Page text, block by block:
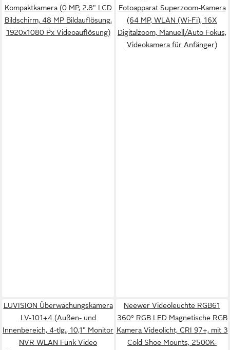
Kompaktkamera (0 MP, 2.8" LCD
Bildschirm, 48 MP Bildauflösung,
1920x1080 Px Videoauflösung)
Fotoapparat Superzoom-Kamera
(64 MP, WLAN (Wi-Fi), 16X
Digitalzoom, Manuell/Auto Fokus,
Videokamera für Anfänger)
LUVISION Überwachungskamera
LV-101+4 (Außen- und
Innenbereich, 4-tlg., 10,1" Monitor
NVR WLAN Funk Video
Neewer Videoleuchte RGB61
360° RGB LED Magnetische RGB
Kamera Videolicht, CRI 97+, mit 3
Cold Shoe Mounts, 2500K-